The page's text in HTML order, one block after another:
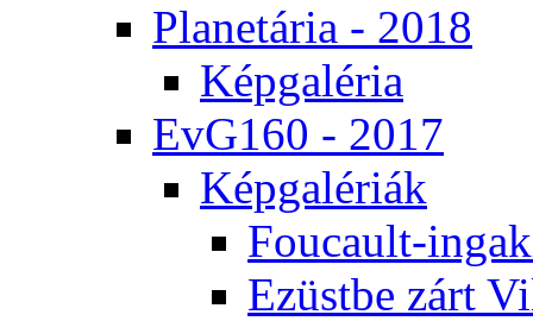
Pla­ne­tá­ria - 2018
Kép­ga­lé­ria
EvG160 - 2017
Kép­ga­lé­ri­ák
Fo­u­ca­ult-
Ezüst­be zárt